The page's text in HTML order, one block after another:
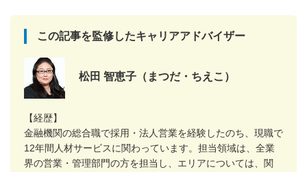
この記事を監修したキャリアアドバイザー
松田 智恵子（まつだ・ちえこ）
【経歴】
金融機関の総合職で採用・法人営業を経験したのち、現職で
12年間人材サービスに関わっています。担当領域は、全業
界の営業・管理部門の方を担当し、エリアについては、関